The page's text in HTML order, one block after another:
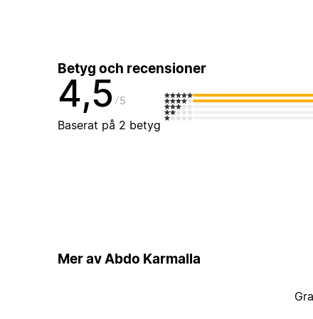
Betyg och recensioner
4,5 5
Baserat på 2 betyg
Mer av Abdo Karmalla